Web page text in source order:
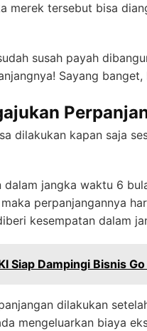
merek tersebut bisa
susah payah
Sayang banget,
dilakukan kapan saja
jangka waktu 6
perpanjangannya
kesempatan dalam
Siap Dampingi Bisnis
dilakukan
mengeluarkan biaya